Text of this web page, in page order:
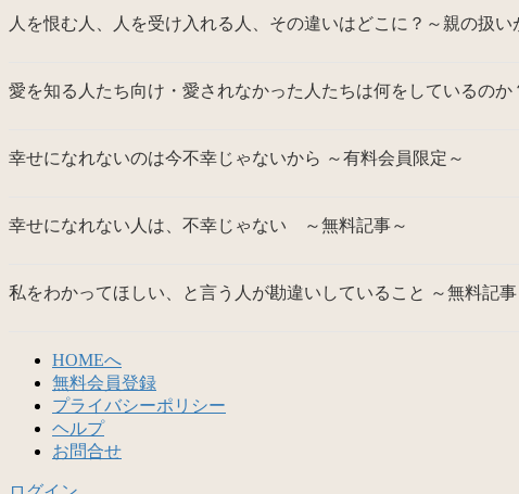
人を恨む人、人を受け入れる人、その違いはどこに？～親の扱
愛を知る人たち向け・愛されなかった人たちは何をしているのか
幸せになれないのは今不幸じゃないから ～有料会員限定～
幸せになれない人は、不幸じゃない ～無料記事～
私をわかってほしい、と言う人が勘違いしていること ～無料記事
HOMEへ
無料会員登録
プライバシーポリシー
ヘルプ
お問合せ